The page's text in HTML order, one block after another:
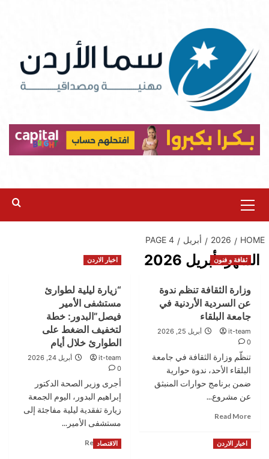
content
Menu
HOME
2026 أبريل PAGE 4
الشهر:أبريل 2026ثقافة و فنون
وزارة الثقافة تنظم ندوة
عن السردية الأردنية في
جامعة البلقاء
it-team
أبريل 25, 2026
0
تنظّم وزارة الثقافة في جامعة
البلقاء الأحد، ندوة حوارية
ضمن برنامج حوارات المنبثق
عن مشروع...
Read More
about
وزارة
اخبار الاردن
“زيارة ليلية لطوارئ
مستشفى الأمير
فيصل”البدور: خطة
لتخفيف الضغط على
الطوارئ خلال أيام
it-team
أبريل 24, 2026
0
أجرى وزير الصحة الدكتور
إبراهيم البدور، اليوم الجمعة
زيارة تفقدية ليلية مفاجئة إلى
مستشفى الأمير...
Read More اخبار الاردن الاقتصاد